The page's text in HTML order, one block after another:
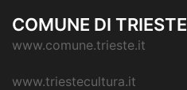
COMUNE DI TRIESTE
www.comune.trieste.it
www.triestecultura.it